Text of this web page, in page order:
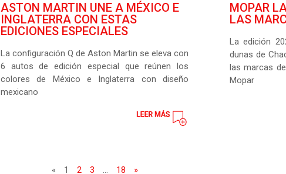
ASTON MARTIN UNE A MÉXICO E
INGLATERRA CON ESTAS
EDICIONES ESPECIALES
La configuración Q de Aston Martin se eleva con
6 autos de edición especial que reúnen los
colores de México e Inglaterra con diseño
mexicano
MOPAR
LAS
La edición
dunas de
las marcas
Mopar
« 1 2 3 … 18 »